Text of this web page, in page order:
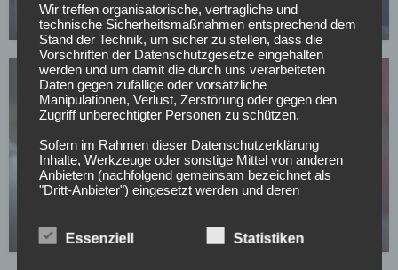
14.07.2026
SONSTIGES
All or Nothing: Hearts & Schwolow greifen nach
15.05.2026
Wir treffen organisatorische, vertragliche und
technische Sicherheitsmaßnahmen entsprechend dem
Stand der Technik, um sicher zu stellen, dass die
Vorschriften der Datenschutzgesetze eingehalten
werden und um damit die durch uns verarbeiteten
Daten gegen zufällige oder vorsätzliche
Manipulationen, Verlust, Zerstörung oder gegen den
Zugriff unberechtigter Personen zu schützen.
Sofern im Rahmen dieser Datenschutzerklärung
Inhalte, Werkzeuge oder sonstige Mittel von anderen
Anbietern (nachfolgend gemeinsam bezeichnet als
"Dritt-Anbieter") eingesetzt werden und deren
Anbieter stattfindet. Die Übermittlung von Daten in
Drittstaaten erfolgt entweder auf Grundlage einer
Essenziell Statistiken